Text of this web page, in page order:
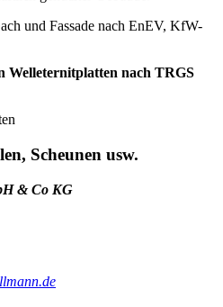
und Fassade nach EnEV, KfW-
Welleternitplatten nach TRGS
Scheunen usw.
& Co KG